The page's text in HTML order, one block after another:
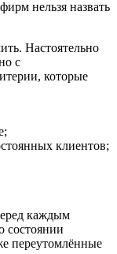
нельзя назвать
Настоятельно
с
которые
клиентов;
каждым
состоянии
переутомлённые